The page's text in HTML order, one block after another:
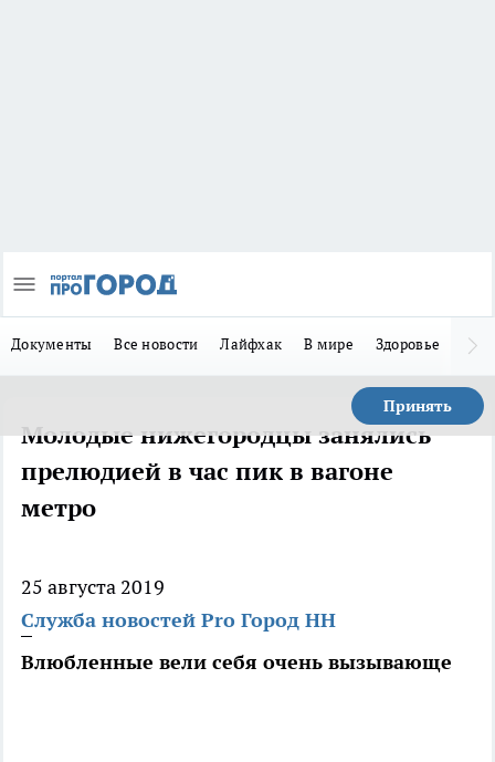
Документы Все новости Лайфхак В мире Здоровье
Принять
Молодые нижегородцы занялись
прелюдией в час пик в вагоне
метро
25 августа 2019
Служба новостей Pro Город НН
Влюбленные вели себя очень вызывающе